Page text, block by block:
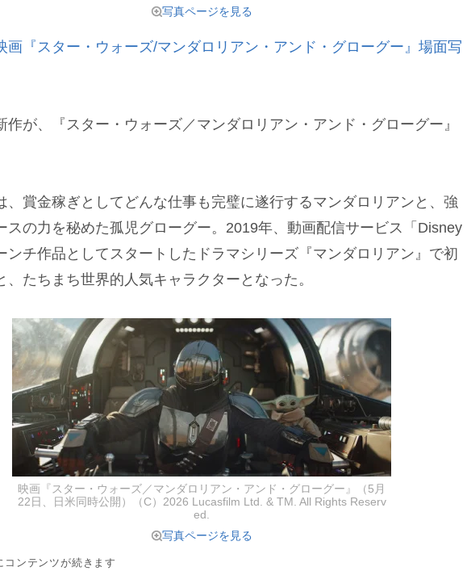
写真ページを見る
画『スター・ウォーズ/マンダロリアン・アンド・グローグー』場面写
が、『スター・ウォーズ／マンダロリアン・アンド・グローグー』
賞金稼ぎとしてどんな仕事も完璧に遂行するマンダロリアンと、強
スの力を秘めた孤児グローグー。2019年、動画配信サービス「Disney
ンチ作品としてスタートしたドラマシリーズ『マンダロリアン』で初
、たちまち世界的人気キャラクターとなった。
映画『スター・ウォーズ／マンダロリアン・アンド・グローグー』（5月
22日、日米同時公開）（C）2026 Lucasfilm Ltd. & TM. All Rights Reserv
ed.
写真ページを見る
コンテンツが続きます